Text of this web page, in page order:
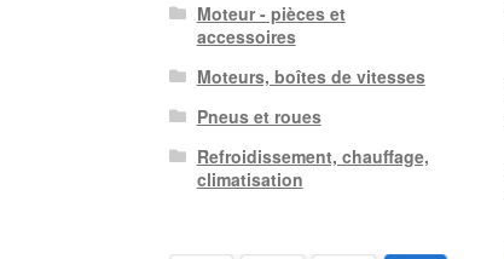
Moteur - pièces et
accessoires
Moteurs, boîtes de vitesses
Pneus et roues
Refroidissement, chauffage,
climatisation